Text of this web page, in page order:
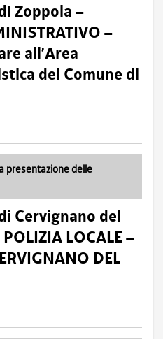
Zoppola –
–
all’Area
del Comune di
presentazione delle
Cervignano del
LOCALE –
DEL